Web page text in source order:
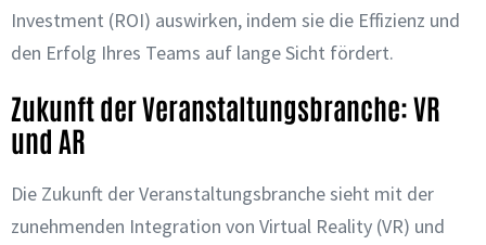
Investment (ROI) auswirken, indem sie die Effizienz und
den Erfolg Ihres Teams auf lange Sicht fördert.
Zukunft der Veranstaltungsbranche: VR
und AR
Die Zukunft der Veranstaltungsbranche sieht mit der
zunehmenden Integration von Virtual Reality (VR) und